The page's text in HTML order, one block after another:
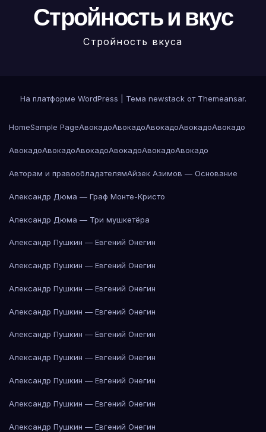
Стройность и вкус
Стройность вкуса
На платформе WordPress Тема newstack от Themeansar.
HomeSample PageАвокадоАвокадоАвокадоАвокадоАвокадо
АвокадоАвокадоАвокадоАвокадоАвокадоАвокадо
Авторам и правообладателямАйзек Азимов — Основание
Александр Дюма — Граф Монте-Кристо
Александр Дюма — Три мушкетёра
Александр Пушкин — Евгений Онегин
Александр Пушкин — Евгений Онегин
Александр Пушкин — Евгений Онегин
Александр Пушкин — Евгений Онегин
Александр Пушкин — Евгений Онегин
Александр Пушкин — Евгений Онегин
Александр Пушкин — Евгений Онегин
Александр Пушкин — Евгений Онегин
Александр Пушкин — Евгений Онегин